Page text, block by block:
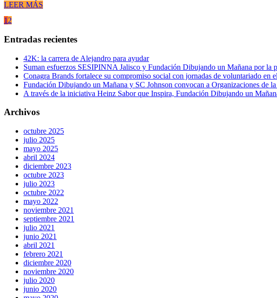
LEER MÁS
1 2
Entradas recientes
42K: la carrera de Alejandro para ayudar
Suman esfuerzos SESIPINNA Jalisco y Fundación Dibujando un Mañana por la
Conagra Brands fortalece su compromiso social con jornadas de voluntariado en
Fundación Dibujando un Mañana y SC Johnson convocan a Organizaciones de
A través de la iniciativa Heinz Sabor que Inspira, Fundación Dibujando un
Archivos
octubre 2025
julio 2025
mayo 2025
abril 2024
diciembre 2023
octubre 2023
julio 2023
octubre 2022
mayo 2022
noviembre 2021
septiembre 2021
julio 2021
junio 2021
abril 2021
febrero 2021
diciembre 2020
noviembre 2020
julio 2020
junio 2020